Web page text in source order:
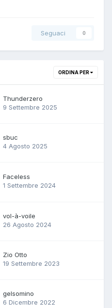
Seguaci 0
ORDINA PER
Thunderzero
9 Settembre 2025
sbuc
4 Agosto 2025
Faceless
1 Settembre 2024
vol-à-voile
26 Agosto 2024
Zio Otto
19 Settembre 2023
gelsomino
6 Dicembre 2022